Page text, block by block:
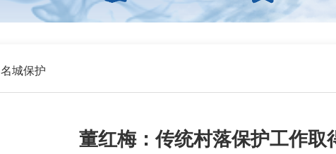
名城保护
董红梅：传统村落保护工作取